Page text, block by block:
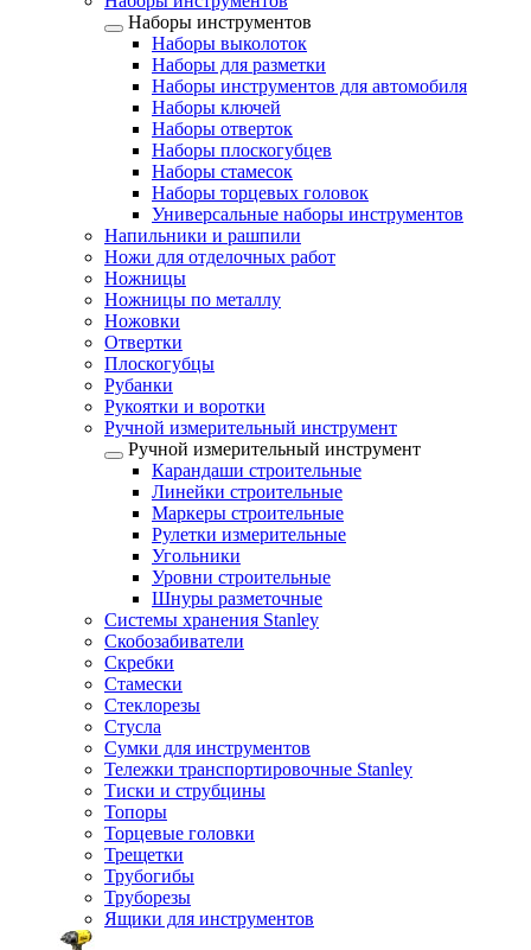
Наборы инструментов
Наборы выколоток
Наборы для разметки
Наборы инструментов для автомобиля
Наборы ключей
Наборы отверток
Наборы плоскогубцев
Наборы стамесок
Наборы торцевых головок
Универсальные наборы инструментов
Напильники и рашпили
Ножи для отделочных работ
Ножницы
Ножницы по металлу
Ножовки
Отвертки
Плоскогубцы
Рубанки
Рукоятки и воротки
Ручной измерительный инструмент
Ручной измерительный инструмент
Карандаши строительные
Линейки строительные
Маркеры строительные
Рулетки измерительные
Угольники
Уровни строительные
Шнуры разметочные
Системы хранения Stanley
Скобозабиватели
Скребки
Стамески
Стеклорезы
Стусла
Сумки для инструментов
Тележки транспортировочные Stanley
Тиски и струбцины
Топоры
Торцевые головки
Трещетки
Трубогибы
Труборезы
Ящики для инструментов